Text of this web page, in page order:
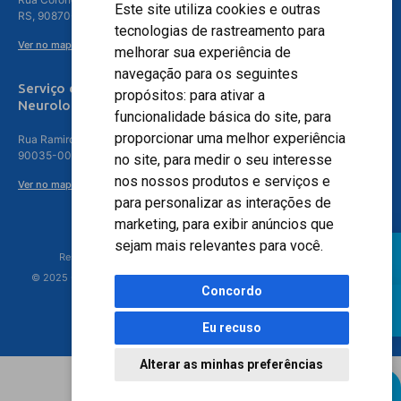
Este site utiliza cookies e outras
tecnologias de rastreamento para
melhorar sua experiência de
navegação para os seguintes
propósitos: para ativar a
funcionalidade básica do site, para
proporcionar uma melhor experiência
no site, para medir o seu interesse
nos nossos produtos e serviços e
para personalizar as interações de
marketing, para exibir anúncios que
sejam mais relevantes para você.
Concordo
Eu recuso
Alterar as minhas preferências
RS, 90870-016
Ver no mapa
Serviço de
Neurologia
Rua Ramiro Barcelos, 630 – 5º andar – Floresta, Porto Alegre – RS,
90035-001
Ver no mapa
Responsável Técnico: Dr. Luiz Antonio Nasi - CREMERS 11217
© 2025 - Hospital Moinhos de Vento - Registro Empresa (CRM-RS): 425